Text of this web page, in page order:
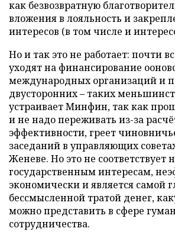
как безвозвратную
вложения в лояльность и
интересов (в том числе и
Но и так это не работает: почти
уходят на финансирование
международных организаций и
двусторонних – таких
устраивает Минфин, так как
и не надо переживать из-за
эффективности, греет
заседаний в управляющих
Женеве. Но это не
государственным интересам,
экономически и является самой
бессмысленной тратой денег,
можно представить в сфере
сотрудничества.